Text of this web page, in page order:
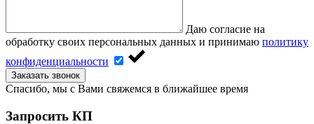
Даю согласие на
обработку своих персональных данных и принимаю политику
конфиденциальности
Заказать звонок
Спасибо, мы с Вами свяжемся в ближайшее время
Запросить КП